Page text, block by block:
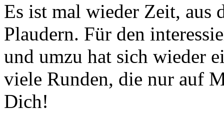
Es ist mal wieder Zeit, aus
Plaudern. Für den
und umzu hat sich wieder
viele Runden, die nur auf
Dich!